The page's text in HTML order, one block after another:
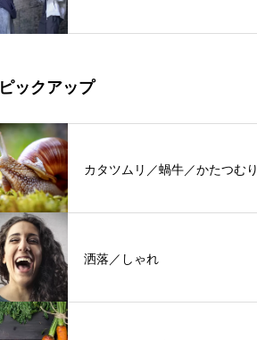
ピックアップ
カタツムリ／蝸牛／かたつむり
洒落／しゃれ